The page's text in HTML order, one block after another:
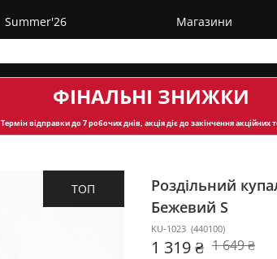
Summer'26 Магазини
ФІНАЛЬНІ ЗНИЖКИ
Термін відправкидо 7 робочих днів, акція діє до закінчення акційних
ТОП
Роздільний
Бежевий S
KU-1023 (440100)
1 319 ₴ 1 649 ₴